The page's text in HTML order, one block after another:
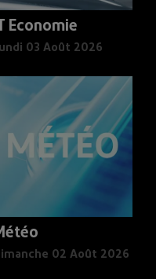
Economie
03 Août 2026
02 Août 2026